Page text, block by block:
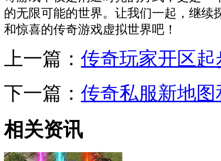
的无限可能的世界。让我们一起，继续
和惊喜的传奇游戏虚拟世界吧！
上一篇： 传奇玩家开区
下一篇： 传奇私服新地
相关资讯